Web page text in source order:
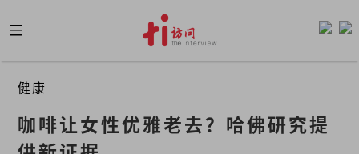
to
content
健康
咖啡让女性优雅老去？哈佛研究提